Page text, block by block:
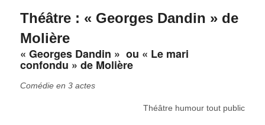
Théâtre : « Georges Dandin » de
Molière
« Georges Dandin » ou « Le mari
confondu » de Molière
Comédie en 3 actes
Théâtre humour tout public